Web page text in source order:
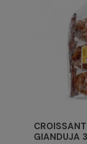
GIANDUJA